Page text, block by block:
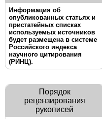
Информация об
опубликованных статьях и
пристатейных списках
используемых источников
будет размещена в системе
Российского индекса
научного цитирования
(РИНЦ).
Порядок
рецензирования
рукописей